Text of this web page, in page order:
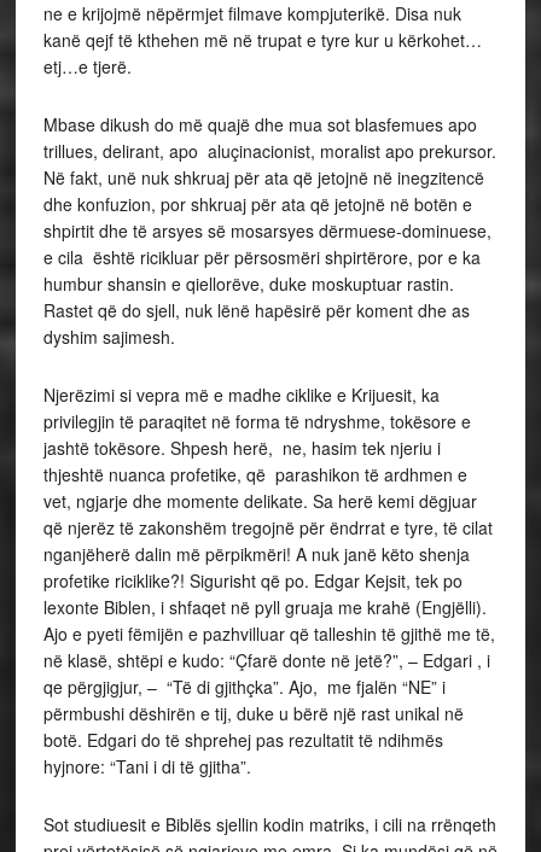
ne e krijojmë nëpërmjet filmave kompjuterikë. Disa nuk
kanë qejf të kthehen më në trupat e tyre kur u kërkohet…
etj…e tjerë.
Mbase dikush do më quajë dhe mua sot blasfemues apo
trillues, delirant, apo aluçinacionist, moralist apo prekursor.
Në fakt, unë nuk shkruaj për ata që jetojnë në inegzitencë
dhe konfuzion, por shkruaj për ata që jetojnë në botën e
shpirtit dhe të arsyes së mosarsyes dërmuese-dominuese,
e cila është ricikluar për përsosmëri shpirtërore, por e ka
humbur shansin e qiellorëve, duke moskuptuar rastin.
Rastet që do sjell, nuk lënë hapësirë për koment dhe as
dyshim sajimesh.
Njerëzimi si vepra më e madhe ciklike e Krijuesit, ka
privilegjin të paraqitet në forma të ndryshme, tokësore e
jashtë tokësore. Shpesh herë, ne, hasim tek njeriu i
thjeshtë nuanca profetike, që parashikon të ardhmen e
vet, ngjarje dhe momente delikate. Sa herë kemi dëgjuar
që njerëz të zakonshëm tregojnë për ëndrrat e tyre, të cilat
nganjëherë dalin më përpikmëri! A nuk janë këto shenja
profetike riciklike?! Sigurisht që po. Edgar Kejsit, tek po
lexonte Biblen, i shfaqet në pyll gruaja me krahë (Engjëlli).
Ajo e pyeti fëmijën e pazhvilluar që talleshin të gjithë me të,
në klasë, shtëpi e kudo: “Çfarë donte në jetë?”, – Edgari , i
qe përgjigjur, – “Të di gjithçka”. Ajo, me fjalën “NE” i
përmbushi dëshirën e tij, duke u bërë një rast unikal në
botë. Edgari do të shprehej pas rezultatit të ndihmës
hyjnore: “Tani i di të gjitha”.
Sot studiuesit e Biblës sjellin kodin matriks, i cili na rrënqeth